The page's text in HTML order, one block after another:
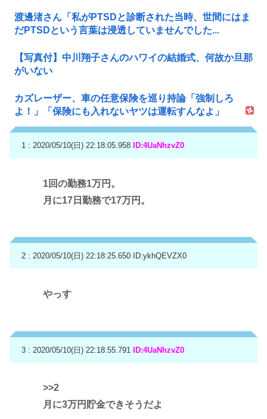
渡邊渚さん「私がPTSDと診断された当時、世間にはま
だPTSDという言葉は浸透していませんでした...
【写真付】中川翔子さんのハワイの結婚式、何故か旦那
がいない
カズレーザー、車の任意保険を巡り持論「強制しろ
よ！」「保険にも入れないヤツは運転すんなよ」
1 : 2020/05/10(日) 22:18:05.958 ID:4UaNhzvZ0
1回の勤務1万円。
月に17日勤務で17万円。
2 : 2020/05/10(日) 22:18:25.650 ID:ykhQEVZX0
やっす
3 : 2020/05/10(日) 22:18:55.791 ID:4UaNhzvZ0
>>2
月に3万円貯金できそうだよ